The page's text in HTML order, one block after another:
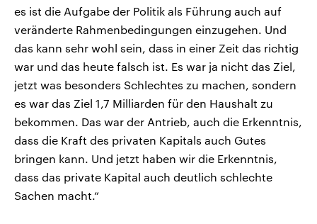
es ist die Aufgabe der Politik als Führung auch auf
veränderte Rahmenbedingungen einzugehen. Und
das kann sehr wohl sein, dass in einer Zeit das richtig
war und das heute falsch ist. Es war ja nicht das Ziel,
jetzt was besonders Schlechtes zu machen, sondern
es war das Ziel 1,7 Milliarden für den Haushalt zu
bekommen. Das war der Antrieb, auch die Erkenntnis,
dass die Kraft des privaten Kapitals auch Gutes
bringen kann. Und jetzt haben wir die Erkenntnis,
dass das private Kapital auch deutlich schlechte
Sachen macht.“